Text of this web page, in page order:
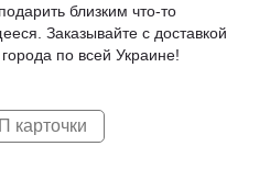
близким что-то
Заказывайте с доставкой
по всей Украине!
карточки